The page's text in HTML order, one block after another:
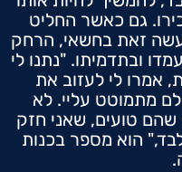
גם כאשר החליט
עשה זאת בחשאי, הרחק
ובתדמיתו. "נתנו לי
אמרו לי לעזוב את
מתמוטט עליי. לא
טועים, שאני חזק
הוא מספר בכנות